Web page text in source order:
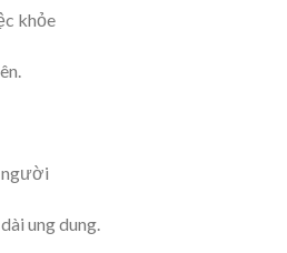
khỏe
người
ung dung.